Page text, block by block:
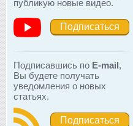
публикую новые видео.
Подписаться
Подписавшись по E-mail,
Вы будете получать
уведомления о новых
статьях.
Подписаться